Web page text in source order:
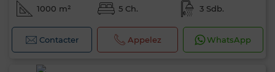
1000 m² 5 Ch. 3 Sdb.
Contacter Appelez WhatsApp